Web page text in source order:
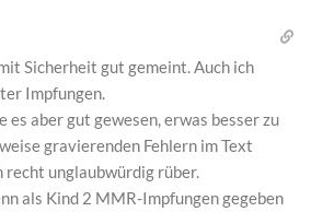
Sicherheit gut gemeint. Auch ich
Impfungen.
es aber gut gewesen, erwas besser zu
gravierenden Fehlern im Text
recht unglaubwürdig rüber.
als Kind 2 MMR-Impfungen gegeben